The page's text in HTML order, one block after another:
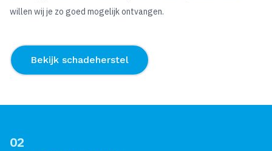
willen wij je zo goed mogelijk ontvangen.
Bekijk schadeherstel
02